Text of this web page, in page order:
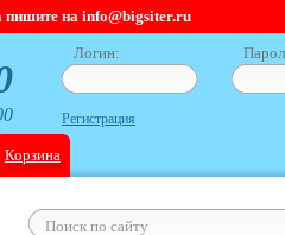
на info@bigsiter.ru
Логин:
Регистрация
Корзина